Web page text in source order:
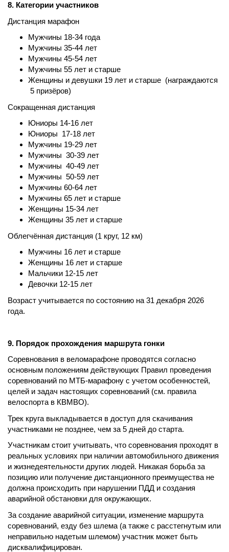
8. Категории участников
Дистанция марафон
Мужчины 18-34 года
Мужчины 35-44 лет
Мужчины 45-54 лет
Мужчины 55 лет и старше
Женщины и девушки 19 лет и старше (награждаются
5 призёров)
Сокращенная дистанция
Юниоры 14-16 лет
Юниоры 17-18 лет
Мужчины 19-29 лет
Мужчины 30-39 лет
Мужчины 40-49 лет
Мужчины 50-59 лет
Мужчины 60-64 лет
Мужчины 65 лет и старше
Женщины 15-34 лет
Женщины 35 лет и старше
Облегчённая дистанция (1 круг, 12 км)
Мужчины 16 лет и старше
Женщины 16 лет и старше
Мальчики 12-15 лет
Девочки 12-15 лет
Возраст учитывается по состоянию на 31 декабря 2026
года.
9. Порядок прохождения маршрута гонки
Соревнования в веломарафоне проводятся согласно
основным положениям действующих Правил проведения
соревнований по МТБ-марафону с учетом особенностей,
целей и задач настоящих соревнований (см. правила
велоспорта в КВМВО).
Трек круга выкладывается в доступ для скачивания
участниками не позднее, чем за 5 дней до старта.
Участникам стоит учитывать, что соревнования проходят в
реальных условиях при наличии автомобильного движения
и жизнедеятельности других людей. Никакая борьба за
позицию или получение дистанционного преимущества не
должна происходить при нарушении ПДД и создания
аварийной обстановки для окружающих.
За создание аварийной ситуации, изменение маршрута
соревнований, езду без шлема (а также с расстегнутым или
неправильно надетым шлемом) участник может быть
дисквалифицирован.